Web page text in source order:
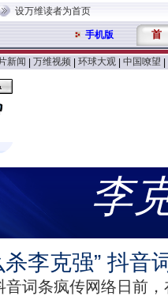
设万维读者为首页
手机版 首
新闻 万维视频 环球大观 中国嘹望
李
李克强” 抖音
音词条疯传网络日前